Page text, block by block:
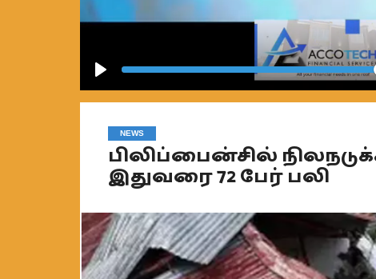
NEWS
பிலிப்பைன்சில்
இதுவரை 72 பேர் பலி